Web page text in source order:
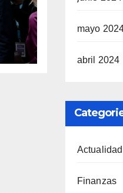
mayo
abril 2024
Actualidad
Finanzas